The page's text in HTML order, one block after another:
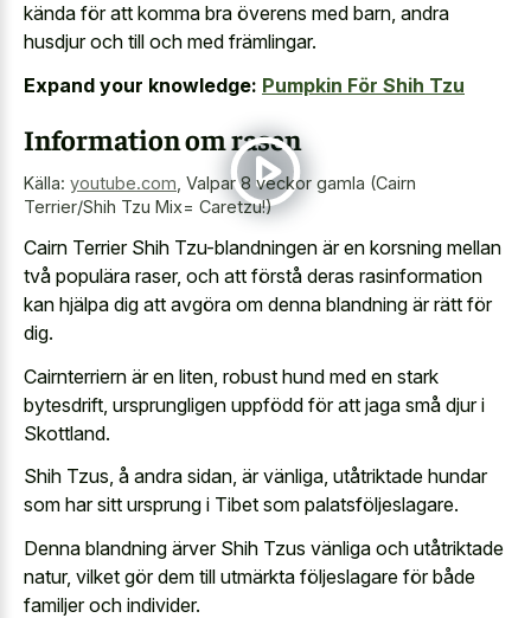
kända för att komma bra överens med barn, andra
husdjur och till och med främlingar.
Expand your knowledge: Pumpkin För Shih Tzu
Information om rasen
Källa: youtube.com Valpar 8 veckor gamla (Cairn
Terrier/Shih Tzu Mix= Caretzu!)
Cairn Terrier Shih Tzu-blandningen är en korsning mellan
två populära raser, och att förstå deras rasinformation
kan hjälpa dig att avgöra om denna blandning är rätt för
dig.
Cairnterriern är en liten, robust hund med en stark
bytesdrift, ursprungligen uppfödd för att jaga små djur i
Skottland.
Shih Tzus, å andra sidan, är vänliga, utåtriktade hundar
som har sitt ursprung i Tibet som palatsföljeslagare.
Denna blandning ärver Shih Tzus vänliga och utåtriktade
natur, vilket gör dem till utmärkta följeslagare för både
familjer och individer.